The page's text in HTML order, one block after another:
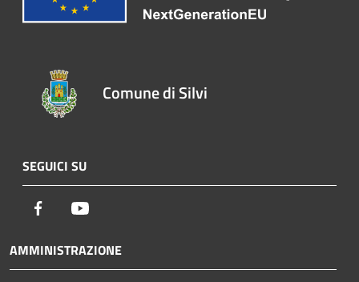
Comune di Silvi
SEGUICI SU
Facebook
AMMINISTRAZIONE